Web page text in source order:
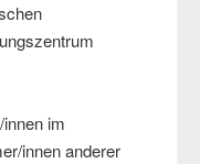
im
innen anderer